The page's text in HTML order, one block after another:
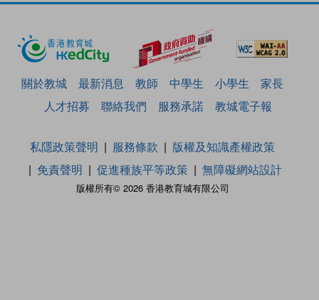
關於教城 最新消息 教師 中學生 小學生
家長
人才招募
聯絡我們 服務承諾 教城電子報
版權所有© 2026 香港教育城有限公司
私隱政策聲明 服務條款
版權及知識產權政策
免責聲明
促進種族平等政策 無障礙網站設計